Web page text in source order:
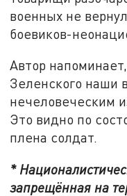
военных не
боевиков-
Автор
Зеленского наши
нечеловеческим
Это видно по
плена солдат.
*
запрещённая на